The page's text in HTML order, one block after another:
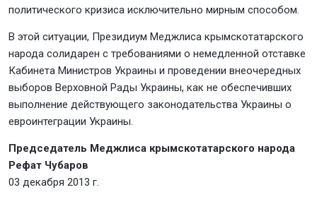
политического кризиса исключительно мирным способом.
В этой ситуации, Президиум Меджлиса крымскотатарского
народа солидарен с требованиями о немедленной отставке
Кабинета Министров Украины и проведении внеочередных
выборов Верховной Рады Украины, как не обеспечивших
выполнение действующего законодательства Украины о
евроинтеграции Украины.
Председатель Меджлиса крымскотатарского народа
Рефат Чубаров
03 декабря 2013 г.